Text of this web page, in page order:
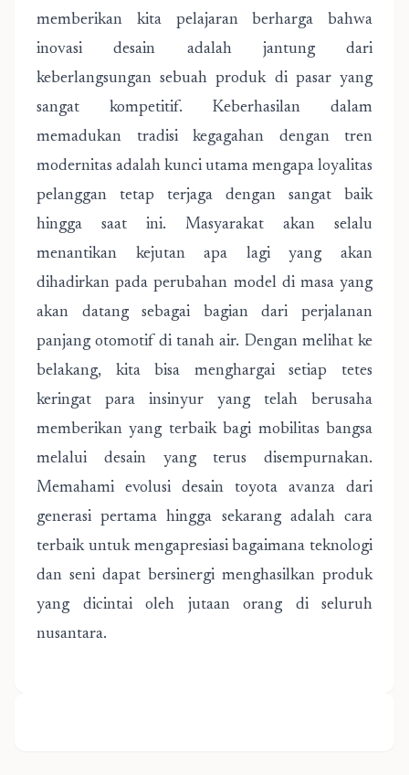
memberikan kita pelajaran berharga bahwa
inovasi desain adalah jantung dari
keberlangsungan sebuah produk di pasar yang
sangat kompetitif. Keberhasilan dalam
memadukan tradisi kegagahan dengan tren
modernitas adalah kunci utama mengapa loyalitas
pelanggan tetap terjaga dengan sangat baik
hingga saat ini. Masyarakat akan selalu
menantikan kejutan apa lagi yang akan
dihadirkan pada perubahan model di masa yang
akan datang sebagai bagian dari perjalanan
panjang otomotif di tanah air. Dengan melihat ke
belakang, kita bisa menghargai setiap tetes
keringat para insinyur yang telah berusaha
memberikan yang terbaik bagi mobilitas bangsa
melalui desain yang terus disempurnakan.
Memahami evolusi desain toyota avanza dari
generasi pertama hingga sekarang adalah cara
terbaik untuk mengapresiasi bagaimana teknologi
dan seni dapat bersinergi menghasilkan produk
yang dicintai oleh jutaan orang di seluruh
nusantara.